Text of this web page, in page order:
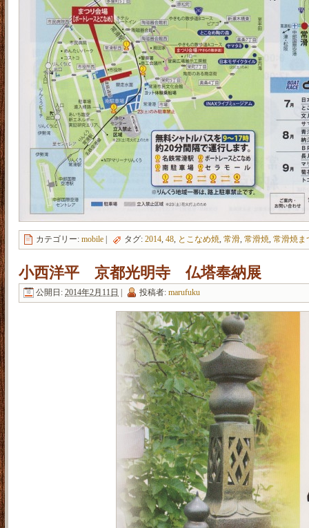
カテゴリー: mobile | タグ: 2014 48 とこなめ焼 常滑 常滑焼 常滑焼ま
小西洋平 京都光明寺 仏塔奉納展
公開日: 2014年2月11日 | 投稿者: marufuku